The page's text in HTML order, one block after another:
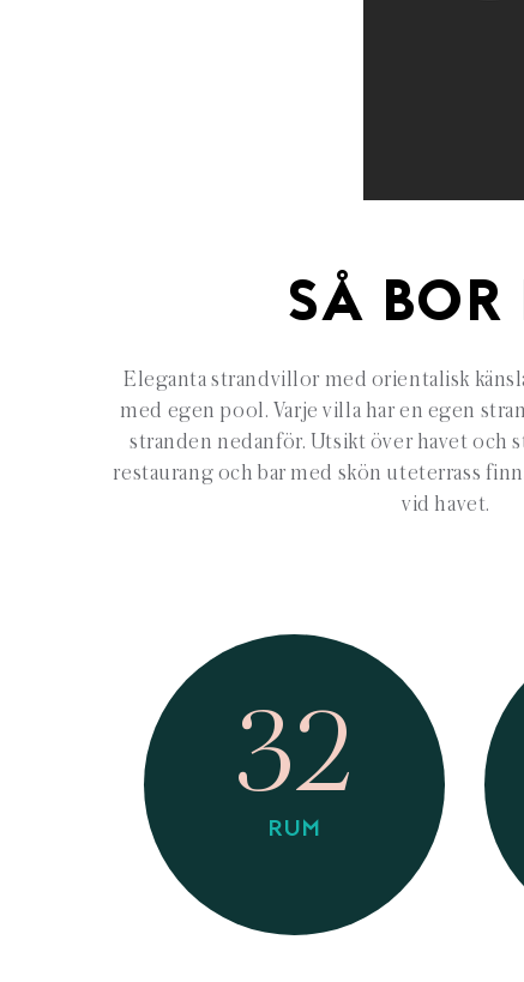
SÅ BOR
Eleganta strandvillor med orientalisk
med egen pool. Varje villa har en egen
stranden nedanför. Utsikt över havet och
restaurang och bar med skön uteterrass
vid havet.
32
RUM